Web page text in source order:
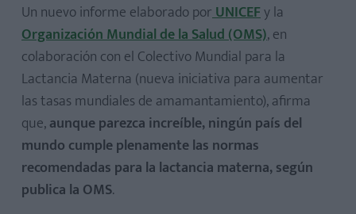
¿Qué opinas sobre la situación de la lactancia materna en
el mundo? ¡Queremos conocer tu opinión!
Un nuevo informe elaborado porUNICEFy la
Organización Mundial de la Salud (OMS), en
colaboración con el Colectivo Mundial para la
Lactancia Materna (nueva iniciativa para aumentar
las tasas mundiales de amamantamiento), afirma
que,aunque parezca increíble, ningún país del
mundo cumple plenamente las normas
recomendadas para la lactancia materna, según
publica la OMS.